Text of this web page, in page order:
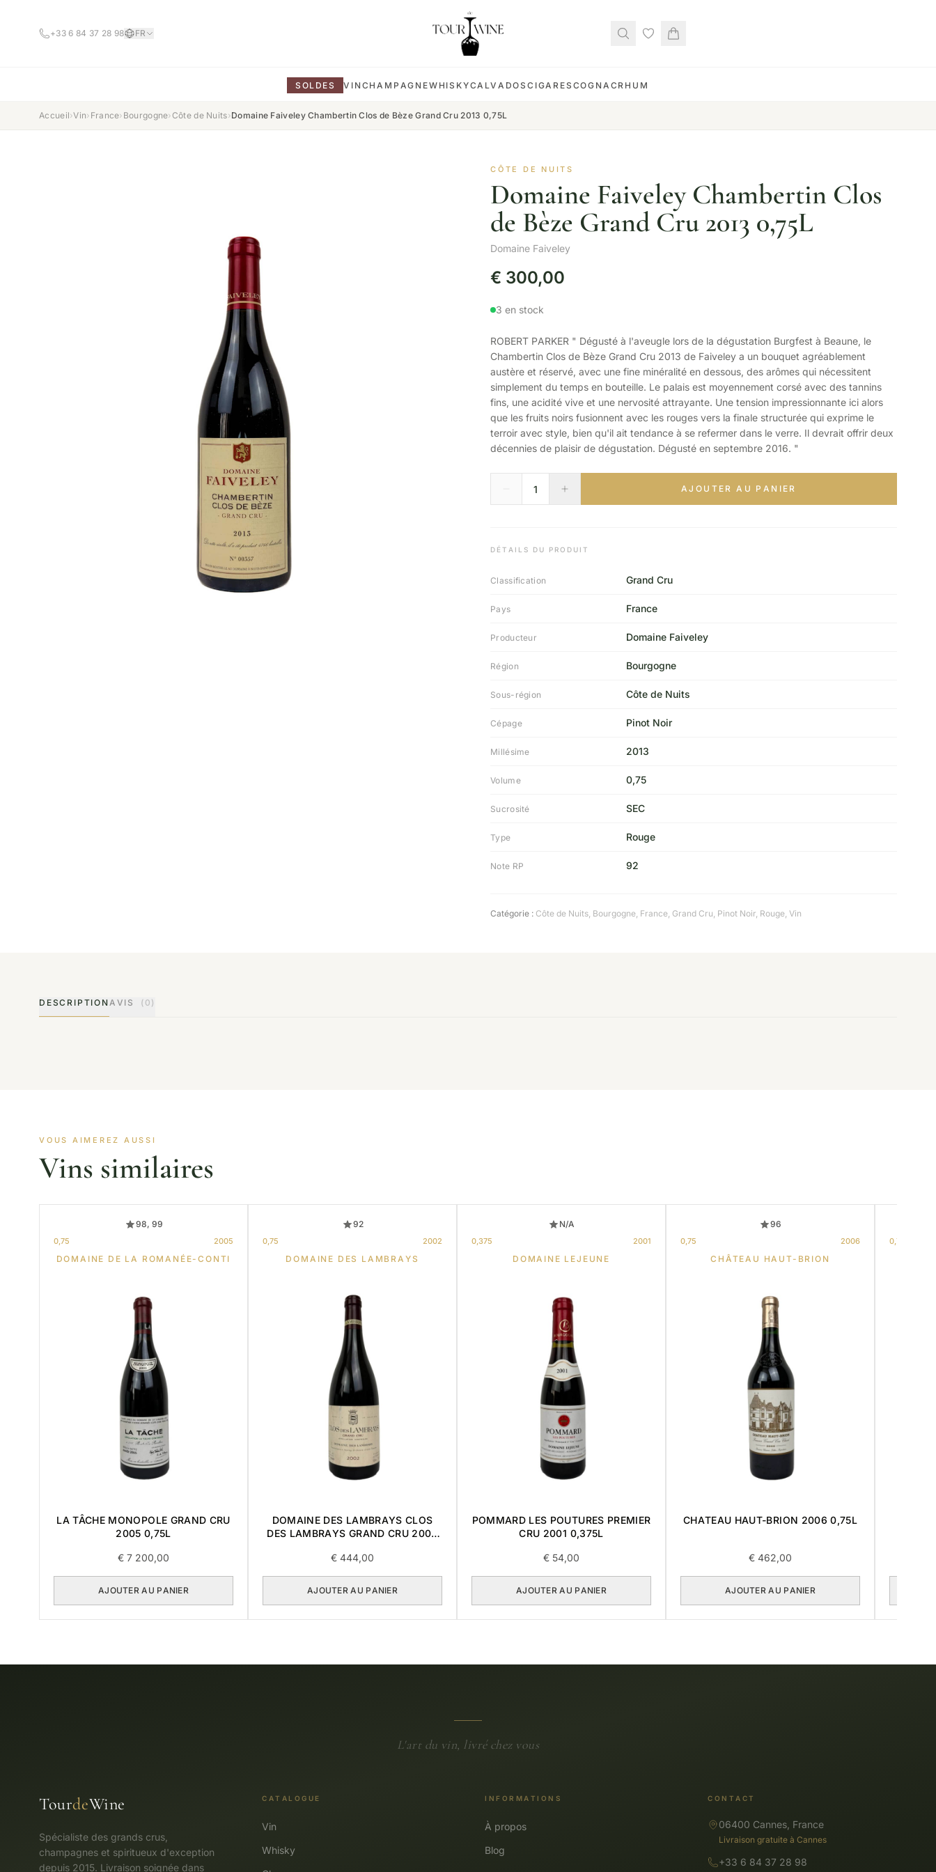
+33 6 84 37 28 98 FR
SOLDES VIN CHAMPAGNEWHISKYCALVADOS CIGARES COGNAC RHUM
Accueil›Vin› France› Bourgogne›Côte de Nuits›Domaine Faiveley Chambertin Clos de Bèze Grand Cru 2013 0,75L
CÔTE DE NUITS
Domaine Faiveley Chambertin Clos
de Bèze Grand Cru 2013 0,75L
Domaine Faiveley
€ 300,00
3 en stock
ROBERT PARKER " Dégusté à l'aveugle lors de la dégustation Burgfest à Beaune, le
Chambertin Clos de Bèze Grand Cru 2013 de Faiveley a un bouquet agréablement
austère et réservé, avec une fine minéralité en dessous, des arômes qui nécessitent
simplement du temps en bouteille. Le palais est moyennement corsé avec des tannins
fins, une acidité vive et une nervosité attrayante. Une tension impressionnante ici alors
que les fruits noirs fusionnent avec les rouges vers la finale structurée qui exprime le
terroir avec style, bien qu'il ait tendance à se refermer dans le verre. Il devrait offrir deux
décennies de plaisir de dégustation. Dégusté en septembre 2016. "
AJOUTER AU PANIER
DÉTAILS DU PRODUIT
Classification Grand Cru
Pays France
Producteur Domaine Faiveley
Région Bourgogne
Sous-région Côte de Nuits
Cépage Pinot Noir
Millésime 2013
Volume 0,75
Sucrosité SEC
Type Rouge
Note RP 92
Catégorie : Côte de Nuits, Bourgogne, France, Grand Cru, Pinot Noir, Rouge, Vin
DESCRIPTION AVIS (0)
VOUS AIMEREZ AUSSI
Vins similaires
98, 99
0,75 2005
DOMAINE DE LA ROMANÉE-CONTI
LA TÂCHE MONOPOLE GRAND CRU
2005 0,75L
€ 7 200,00
AJOUTER AU PANIER
92
0,75 2002
DOMAINE DES LAMBRAYS
DOMAINE DES LAMBRAYS CLOS
DES LAMBRAYS GRAND CRU 2002
€ 444,00
AJOUTER AU PANIER
N/A
0,375 2001
DOMAINE LEJEUNE
POMMARD LES POUTURES PREMIER
CRU 2001 0,375L
€ 54,00
AJOUTER AU PANIER
96
0,75 2006
CHÂTEAU HAUT-BRION
CHATEAU HAUT-BRION 2006 0,75L
€ 462,00
AJOUTER AU PANIER
0,75
L'art du vin, livré chez vous
TourdeWine
Spécialiste des grands crus,
champagnes et spiritueux d'exception
depuis 2015. Livraison soignée dans
CATALOGUE
Vin
Whisky
INFORMATIONS
À propos
Blog
CONTACT
06400 Cannes, France
Livraison gratuite à Cannes
+33 6 84 37 28 98